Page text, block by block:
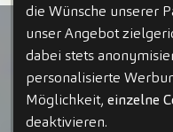
die Wünsche unserer
unser Angebot
dabei stets
personalisierte
Möglichkeit, einzelne
deaktivieren.